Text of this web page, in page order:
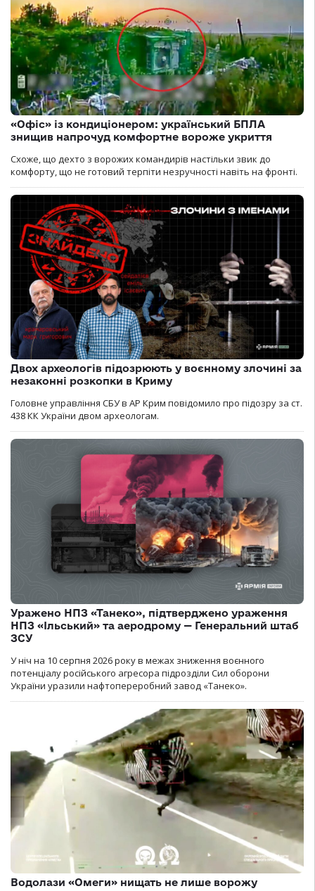
«Офіс» із кондиціонером: український БПЛА
знищив напрочуд комфортне вороже укриття
Схоже, що дехто з ворожих командирів настільки звик до
комфорту, що не готовий терпіти незручності навіть на фронті.
Двох археологів підозрюють у воєнному злочині за
незаконні розкопки в Криму
Головне управління СБУ в АР Крим повідомило про підозру за ст.
438 КК України двом археологам.
Уражено НПЗ «Танеко», підтверджено ураження
НПЗ «Ільський» та аеродрому — Генеральний штаб
ЗСУ
У ніч на 10 серпня 2026 року в межах зниження воєнного
потенціалу російського агресора підрозділи Сил оборони
України уразили нафтопереробний завод «Танеко».
Водолази «Омеги» нищать не лише ворожу